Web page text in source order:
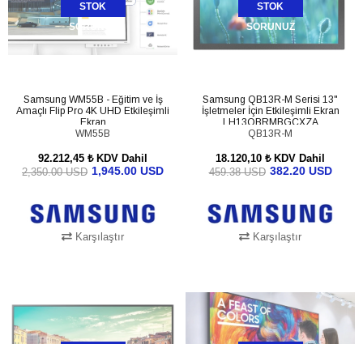
STOK
SORUNUZ
Samsung WM55B - Eğitim ve İş
Amaçlı Flip Pro 4K UHD Etkileşimli
Ekran
WM55B
92.212,45 ₺ KDV Dahil
1,945.00 USD
2,350.00 USD
Karşılaştır
STOK
SORUNUZ
Samsung QB13R-M Serisi 13"
İşletmeler İçin Etkileşimli Ekran
LH13QBRMBGCXZA
QB13R-M
18.120,10 ₺ KDV Dahil
382.20 USD
459.38 USD
Karşılaştır